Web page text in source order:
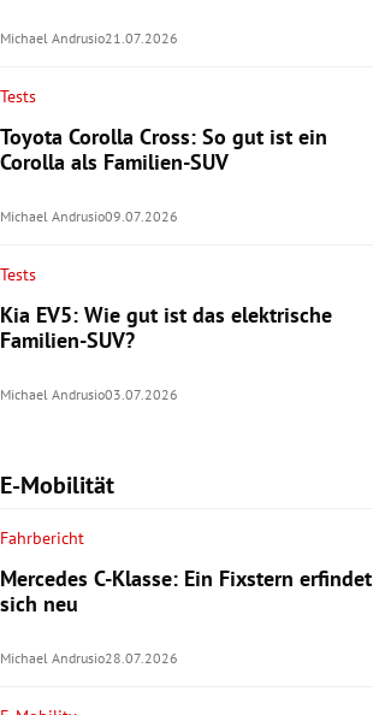
Michael Andrusio21.07.2026
Tests
Toyota Corolla Cross: So gut ist ein
Corolla als Familien-SUV
Michael Andrusio09.07.2026
Tests
Kia EV5: Wie gut ist das elektrische
Familien-SUV?
Michael Andrusio03.07.2026
E-Mobilität
Fahrbericht
Mercedes C-Klasse: Ein Fixstern erfindet
sich neu
Michael Andrusio28.07.2026